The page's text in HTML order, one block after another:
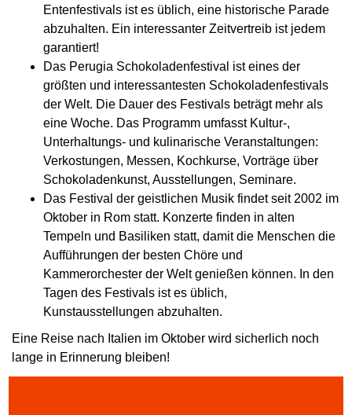
Entenfestivals ist es üblich, eine historische Parade
abzuhalten. Ein interessanter Zeitvertreib ist jedem
garantiert!
Das Perugia Schokoladenfestival ist eines der
größten und interessantesten Schokoladenfestivals
der Welt. Die Dauer des Festivals beträgt mehr als
eine Woche. Das Programm umfasst Kultur-,
Unterhaltungs- und kulinarische Veranstaltungen:
Verkostungen, Messen, Kochkurse, Vorträge über
Schokoladenkunst, Ausstellungen, Seminare.
Das Festival der geistlichen Musik findet seit 2002 im
Oktober in Rom statt. Konzerte finden in alten
Tempeln und Basiliken statt, damit die Menschen die
Aufführungen der besten Chöre und
Kammerorchester der Welt genießen können. In den
Tagen des Festivals ist es üblich,
Kunstausstellungen abzuhalten.
Eine Reise nach Italien im Oktober wird sicherlich noch
lange in Erinnerung bleiben!